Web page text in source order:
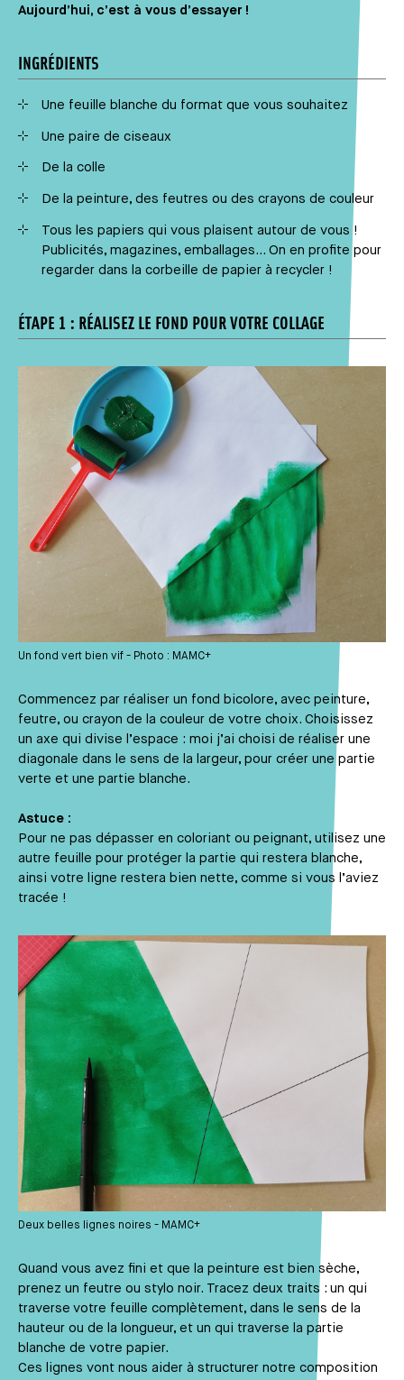
Aujourd’hui, c’est à vous d’essayer !
INGRÉDIENTS
Une feuille blanche du format que vous souhaitez
Une paire de ciseaux
De la colle
De la peinture, des feutres ou des crayons de couleur
Tous les papiers qui vous plaisent autour de vous !
Publicités, magazines, emballages… On en profite pour
regarder dans la corbeille de papier à recycler !
ÉTAPE 1 : RÉALISEZ LE FOND POUR VOTRE COLLAGE
Un fond vert bien vif - Photo : MAMC+
Commencez par réaliser un fond bicolore, avec peinture,
feutre, ou crayon de la couleur de votre choix. Choisissez
un axe qui divise l’espace : moi j’ai choisi de réaliser une
diagonale dans le sens de la largeur, pour créer une partie
verte et une partie blanche.
Astuce :
Pour ne pas dépasser en coloriant ou peignant, utilisez une
autre feuille pour protéger la partie qui restera blanche,
ainsi votre ligne restera bien nette, comme si vous l’aviez
tracée !
Média
Deux belles lignes noires - MAMC+
Quand vous avez fini et que la peinture est bien sèche,
prenez un feutre ou stylo noir. Tracez deux traits : un qui
traverse votre feuille complètement, dans le sens de la
hauteur ou de la longueur, et un qui traverse la partie
blanche de votre papier.
Ces lignes vont nous aider à structurer notre composition